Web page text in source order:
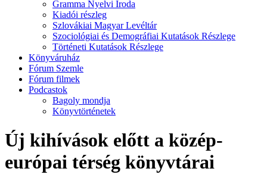
Gramma Nyelvi Iroda
Kiadói részleg
Szlovákiai Magyar Levéltár
Szociológiai és Demográfiai Kutatások Részlege
Történeti Kutatások Részlege
Könyváruház
Fórum Szemle
Fórum filmek
Podcastok
Bagoly mondja
Könyvtörténetek
Új kihívások előtt a közép-
európai térség könyvtárai